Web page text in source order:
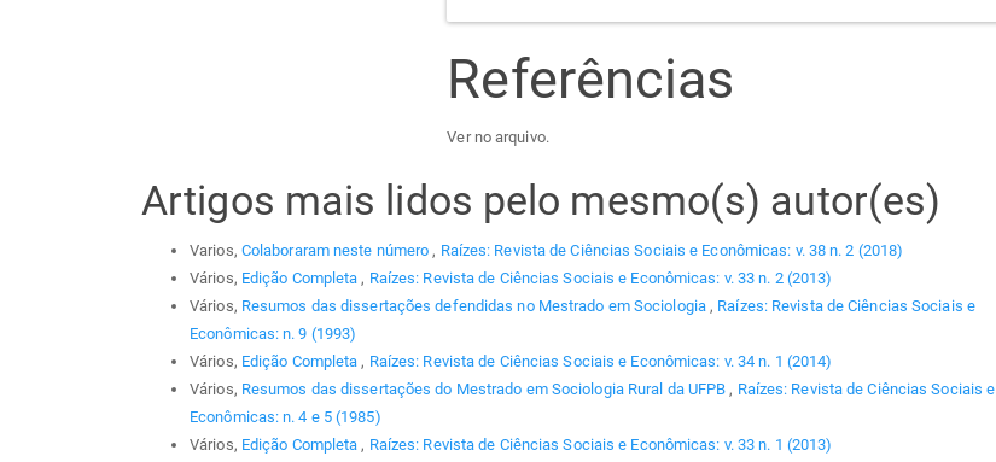
Referências
Ver no arquivo.
Artigos mais lidos pelo mesmo(s) autor(es)
Varios, Colaboraram neste número, Raízes: Revista de Ciências Sociais e Econômicas: v. 38 n. 2 (2018)
Vários, Edição Completa, Raízes: Revista de Ciências Sociais e Econômicas: v. 33 n. 2 (2013)
Vários, Resumos das dissertações defendidas no Mestrado em Sociologia, Raízes: Revista de Ciências Sociais e
Econômicas: n. 9 (1993)
Vários, Edição Completa, Raízes: Revista de Ciências Sociais e Econômicas: v. 34 n. 1 (2014)
Vários, Resumos das dissertações do Mestrado em Sociologia Rural da UFPB, Raízes: Revista de Ciências Sociais e
Econômicas: n. 4 e 5 (1985)
Vários, Edição Completa, Raízes: Revista de Ciências Sociais e Econômicas: v. 33 n. 1 (2013)